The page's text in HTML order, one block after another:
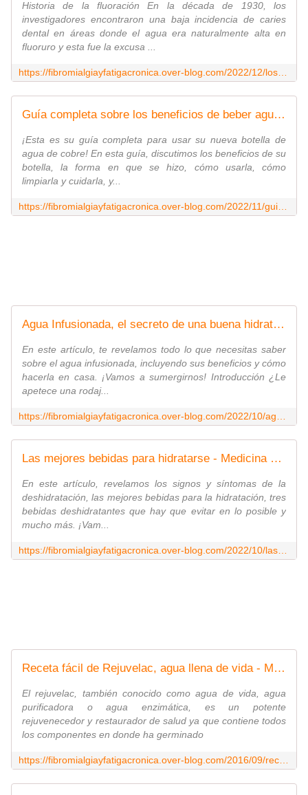
Historia de la fluoración En la década de 1930, los
investigadores encontraron una baja incidencia de caries
dental en áreas donde el agua era naturalmente alta en
fluoruro y esta fue la excusa ...
Guía completa sobre los beneficios de beber agua en botella de cobre : Ayurveda - Medicina Real D. Karim A Nesr
¡Esta es su guía completa para usar su nueva botella de
agua de cobre! En esta guía, discutimos los beneficios de su
botella, la forma en que se hizo, cómo usarla, cómo
limpiarla y cuidarla, y...
Agua Infusionada, el secreto de una buena hidratación - Medicina Real D. Karim A Nesr
En este artículo, te revelamos todo lo que necesitas saber
sobre el agua infusionada, incluyendo sus beneficios y cómo
hacerla en casa. ¡Vamos a sumergirnos! Introducción ¿Le
apetece una rodaj...
Las mejores bebidas para hidratarse - Medicina Real D. Karim A Nesr
En este artículo, revelamos los signos y síntomas de la
deshidratación, las mejores bebidas para la hidratación, tres
bebidas deshidratantes que hay que evitar en lo posible y
mucho más. ¡Vam...
Receta fácil de Rejuvelac, agua llena de vida - Medicina Real D. Karim A Nesr
El rejuvelac, también conocido como agua de vida, agua
purificadora o agua enzimática, es un potente
rejuvenecedor y restaurador de salud ya que contiene todos
los componentes en donde ha germinado